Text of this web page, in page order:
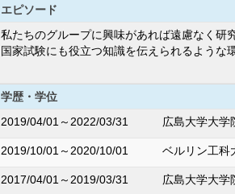
エピソード
私たちのグループに興味があれば遠慮なく研
国家試験にも役立つ知識を伝えられるような
学歴・学位
2019/04/01～2022/03/31
広島大学大学
2019/10/01～2020/10/01 ベルリン工
2017/04/01～2019/03/31 広島大学大学